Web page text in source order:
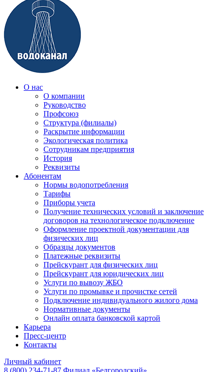
О нас
О компании
Руководство
Профсоюз
Структура (филиалы)
Раскрытие информации
Экологическая политика
Сотрудникам предприятия
История
Реквизиты
Абонентам
Нормы водопотребления
Тарифы
Приборы учета
Получение технических условий и заключение
договоров на технологическое подключение
Оформление проектной документации для
физических лиц
Образцы документов
Платежные реквизиты
Прейскурант для физических лиц
Прейскурант для юридических лиц
Услуги по вывозу ЖБО
Услуги по промывке и прочистке сетей
Подключение индивидуального жилого дома
Нормативные документы
Онлайн оплата банковской картой
Карьера
Пресс-центр
Контакты
Личный кабинет
8 (800) 234-71-87 Филиал «Белгородский»